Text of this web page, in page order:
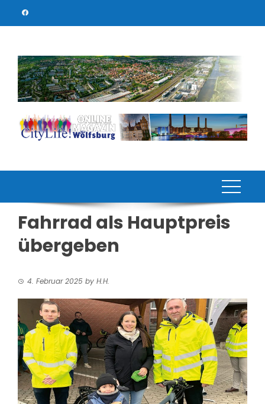
Fahrrad als Hauptpreis
übergeben
4. Februar 2025 by H.H.